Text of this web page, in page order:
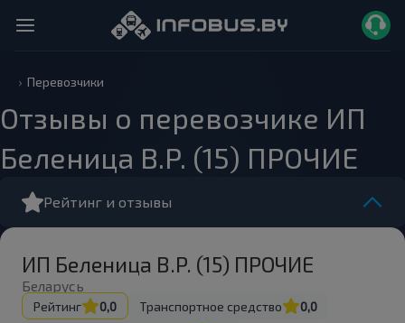
Перевозчики
Отзывы о перевозчике ИП
Беленица В.Р. (15) ПРОЧИЕ
Рейтинг и отзывы
ИП Беленица В.Р. (15) ПРОЧИЕ
Беларусь
Рейтинг 0,0 Транспортное средство
0,0